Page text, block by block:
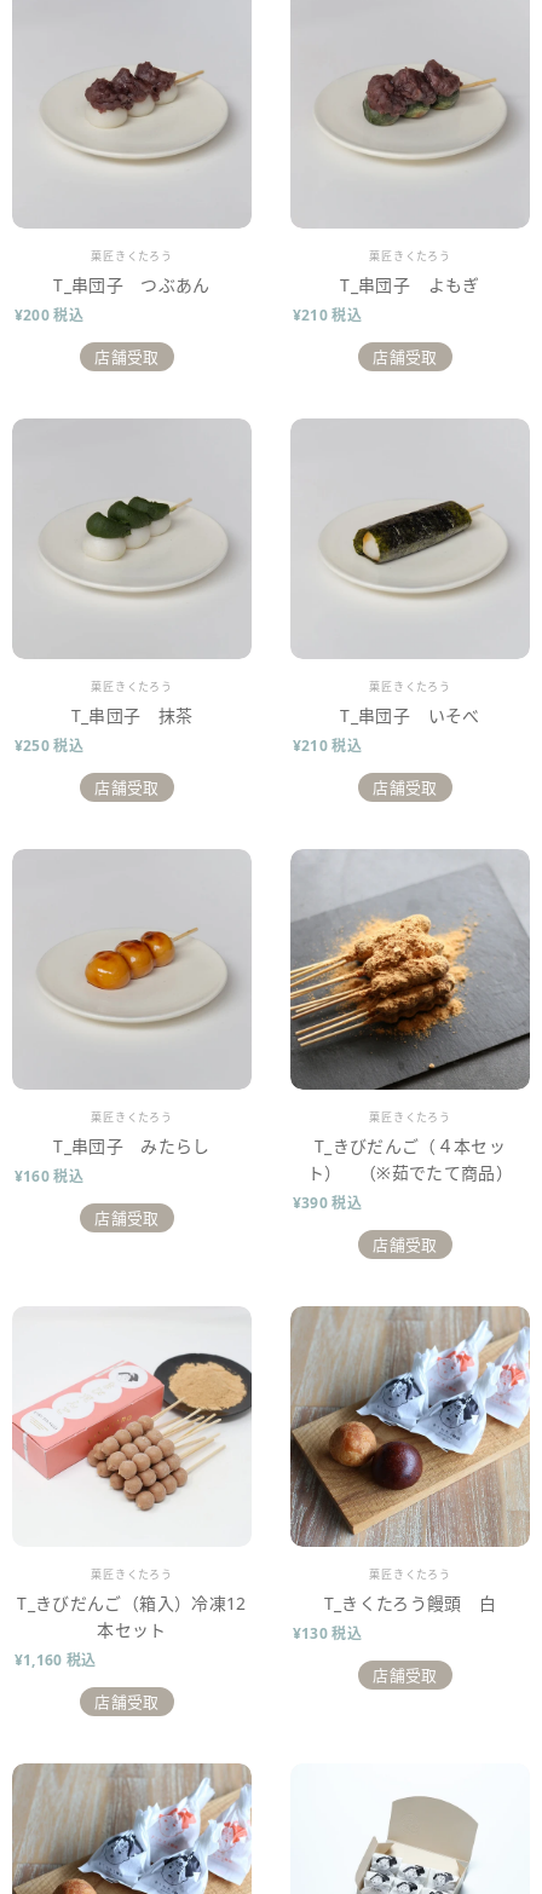
販売業者
菓匠きくたろう
T_串団子 つぶあん
¥200 税込
店舗受取
販売業者
菓匠きくたろう
T_串団子 よもぎ
¥210 税込
店舗受取
販売業者
菓匠きくたろう
T_串団子 抹茶
¥250 税込
店舗受取
販売業者
菓匠きくたろう
T_串団子 いそべ
¥210 税込
店舗受取
販売業者
菓匠きくたろう
T_串団子 みたらし
¥160 税込
店舗受取
販売業者
菓匠きくたろう
T_きびだんご（４本セッ
ト） （※茹でたて商品）
¥390 税込
店舗受取
販売業者
菓匠きくたろう
T_きびだんご（箱入）冷凍12
本セット
¥1,160 税込
店舗受取
販売業者
菓匠きくたろう
T_きくたろう饅頭 白
¥130 税込
店舗受取